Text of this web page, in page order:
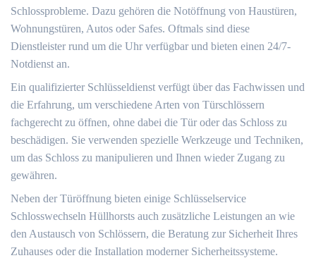
Schlossprobleme.​ Dazu gehören die Notöffnung von Haustüren,
Wohnungstüren, Autos oder Safes.​ Oftmals sind diese
Dienstleister rund um die Uhr verfügbar und bieten einen 24/7-
Notdienst an.​
Ein qualifizierter Schlüsseldienst verfügt über das Fachwissen und
die Erfahrung, um verschiedene Arten von Türschlössern
fachgerecht zu öffnen, ohne dabei die Tür oder das Schloss zu
beschädigen.​ Sie verwenden spezielle Werkzeuge und Techniken,
um das Schloss zu manipulieren und Ihnen wieder Zugang zu
gewähren.​
Neben der Türöffnung bieten einige Schlüsselservice
Schlosswechseln Hüllhorsts auch zusätzliche Leistungen an wie
den Austausch von Schlössern, die Beratung zur Sicherheit Ihres
Zuhauses oder die Installation moderner Sicherheitssysteme.​